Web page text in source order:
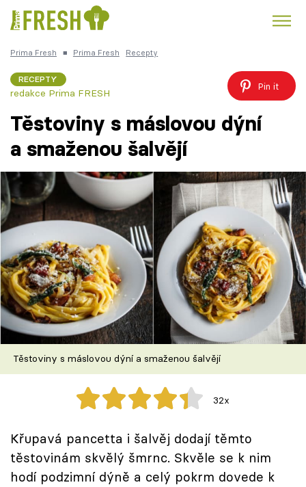
Česká kuchyně Čokoláda
Témata
Recepty
Články
TV Program
Škola vaření
Recepty z TV
Speciál: Cuketa
Sledujte prima+
Prima Fresh ■ Prima Fresh Recepty
RECEPTY
redakce Prima FRESH
Pin it
Těstoviny s máslovou dýní
a smaženou šalvějí
Těstoviny s máslovou dýní a smaženou šalvějí
32x
Křupavá pancetta i šalvěj dodají těmto
těstovinám skvělý šmrnc. Skvěle se k nim
hodí podzimní dýně a celý pokrm dovede k